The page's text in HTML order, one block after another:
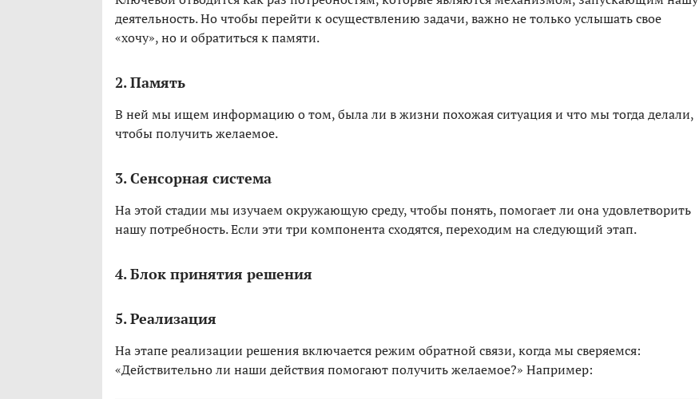
деятельность. Но чтобы перейти к осуществлению задачи, важно не только услышать свое
«хочу», но и обратиться к памяти.
2. Память
В ней мы ищем информацию о том, была ли в жизни похожая ситуация и что мы тогда делали,
чтобы получить желаемое.
3. Сенсорная система
На этой стадии мы изучаем окружающую среду, чтобы понять, помогает ли она удовлетворить
нашу потребность. Если эти три компонента сходятся, переходим на следующий этап.
4. Блок принятия решения
5. Реализация
На этапе реализации решения включается режим обратной связи, когда мы сверяемся:
«Действительно ли наши действия помогают получить желаемое?» Например: